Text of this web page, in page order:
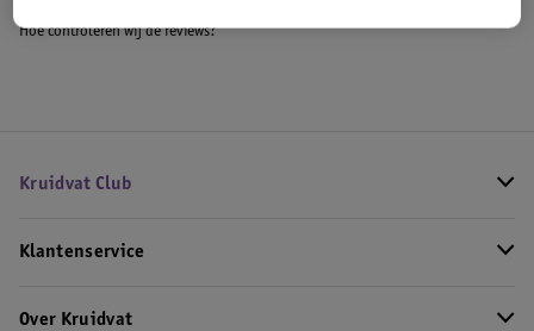
Hoe controleren wij de reviews?
Kruidvat Club
Klantenservice
Over Kruidvat